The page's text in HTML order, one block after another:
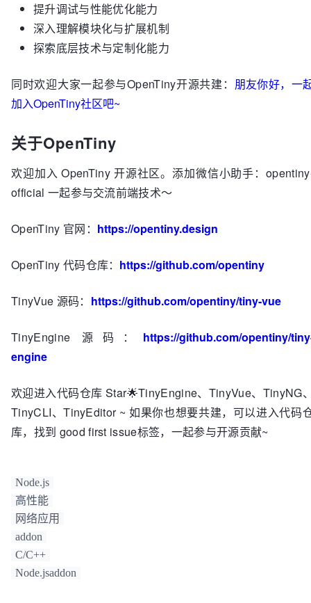
提升调试与性能优化能力
深入理解模块化与扩展机制
探索底层技术与定制化能力
同时欢迎大家一起参与OpenTiny开源共建： 朋友你好，一
加入OpenTiny社区吧~
关于OpenTiny
欢迎加入 OpenTiny 开源社区。添加微信小助手：
official 一起参与交流前端技术～
OpenTiny 官网： https://opentiny.design
OpenTiny 代码仓库： https://github.com/opentiny
TinyVue 源码： https://github.com/opentiny/tiny-vue
TinyEngine 源码： https://github.com/opentiny/
engine
欢迎进入代码仓库 Star🌟TinyEngine、TinyVue、TinyNG
TinyCLI、TinyEditor ~ 如果你也想要共建，可以进入代码
库，找到 good first issue标签，一起参与开源贡献~
Node.js
高性能
网络应用
addon
C/C++
Node.jsaddon